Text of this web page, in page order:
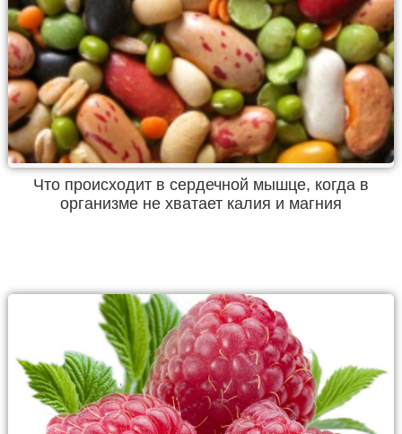
Что происходит в сердечной мышце, когда в
организме не хватает калия и магния